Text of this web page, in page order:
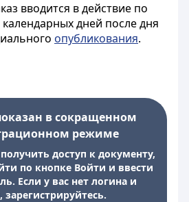
вводится в действие по
дней после дня
опубликования.
в сокращенном
режиме
доступ к документу,
по кнопке Войти и ввести
Если у вас нет логина и
зарегистрируйтесь.